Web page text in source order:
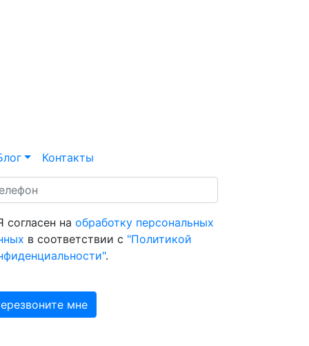
Контакты
согласен на обработку персональных
в соответствии с "Политикой
.